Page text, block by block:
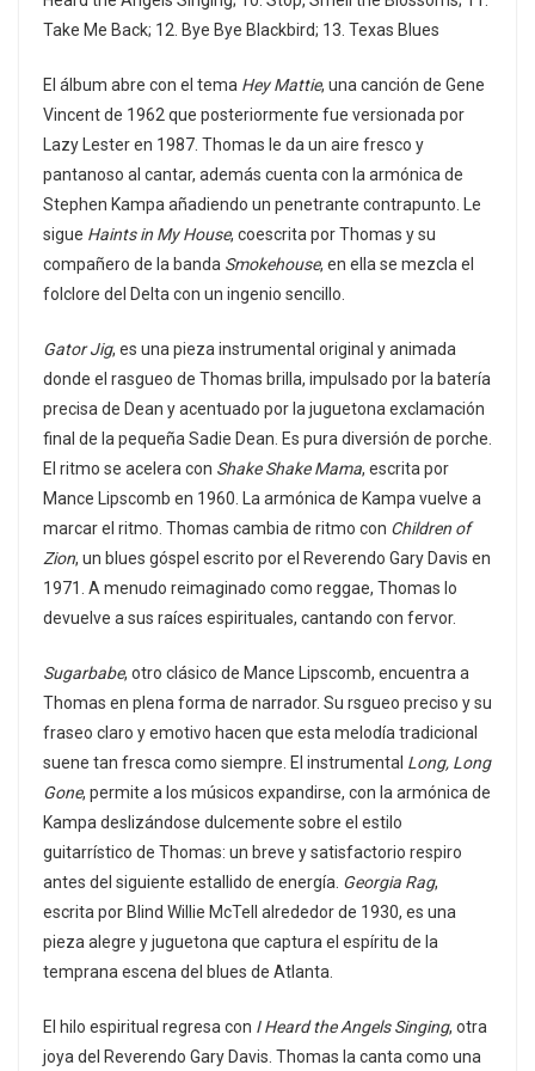
Take Me Back; 12. Bye Bye Blackbird; 13. Texas Blues
El álbum abre con el tema Hey Mattie, una canción de Gene
Vincent de 1962 que posteriormente fue versionada por
Lazy Lester en 1987. Thomas le da un aire fresco y
pantanoso al cantar, además cuenta con la armónica de
Stephen Kampa añadiendo un penetrante contrapunto. Le
sigue Haints in My House, coescrita por Thomas y su
compañero de la banda Smokehouse, en ella se mezcla el
folclore del Delta con un ingenio sencillo.
Gator Jig, es una pieza instrumental original y animada
donde el rasgueo de Thomas brilla, impulsado por la batería
precisa de Dean y acentuado por la juguetona exclamación
final de la pequeña Sadie Dean. Es pura diversión de porche.
El ritmo se acelera con Shake Shake Mama, escrita por
Mance Lipscomb en 1960. La armónica de Kampa vuelve a
marcar el ritmo. Thomas cambia de ritmo con Children of
Zion, un blues góspel escrito por el Reverendo Gary Davis en
1971. A menudo reimaginado como reggae, Thomas lo
devuelve a sus raíces espirituales, cantando con fervor.
Sugarbabe, otro clásico de Mance Lipscomb, encuentra a
Thomas en plena forma de narrador. Su rsgueo preciso y su
fraseo claro y emotivo hacen que esta melodía tradicional
suene tan fresca como siempre. El instrumental Long, Long
Gone, permite a los músicos expandirse, con la armónica de
Kampa deslizándose dulcemente sobre el estilo
guitarrístico de Thomas: un breve y satisfactorio respiro
antes del siguiente estallido de energía. Georgia Rag,
escrita por Blind Willie McTell alrededor de 1930, es una
pieza alegre y juguetona que captura el espíritu de la
temprana escena del blues de Atlanta.
El hilo espiritual regresa con I Heard the Angels Singing, otra
joya del Reverendo Gary Davis. Thomas la canta como una